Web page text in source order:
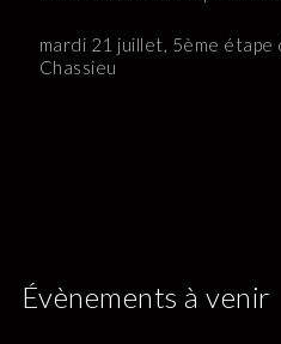
mardi 21 juillet, 5ème étape
Chassieu
Évènements à venir